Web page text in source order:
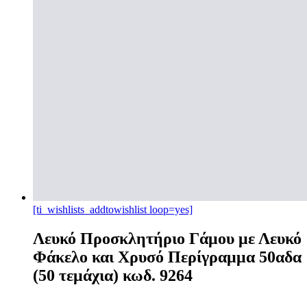
[ti_wishlists_addtowishlist loop=yes]
Λευκό Προσκλητήριο Γάμου με Λευκό
Φάκελο και Χρυσό Περίγραμμα 50αδα
(50 τεμάχια) κωδ. 9264